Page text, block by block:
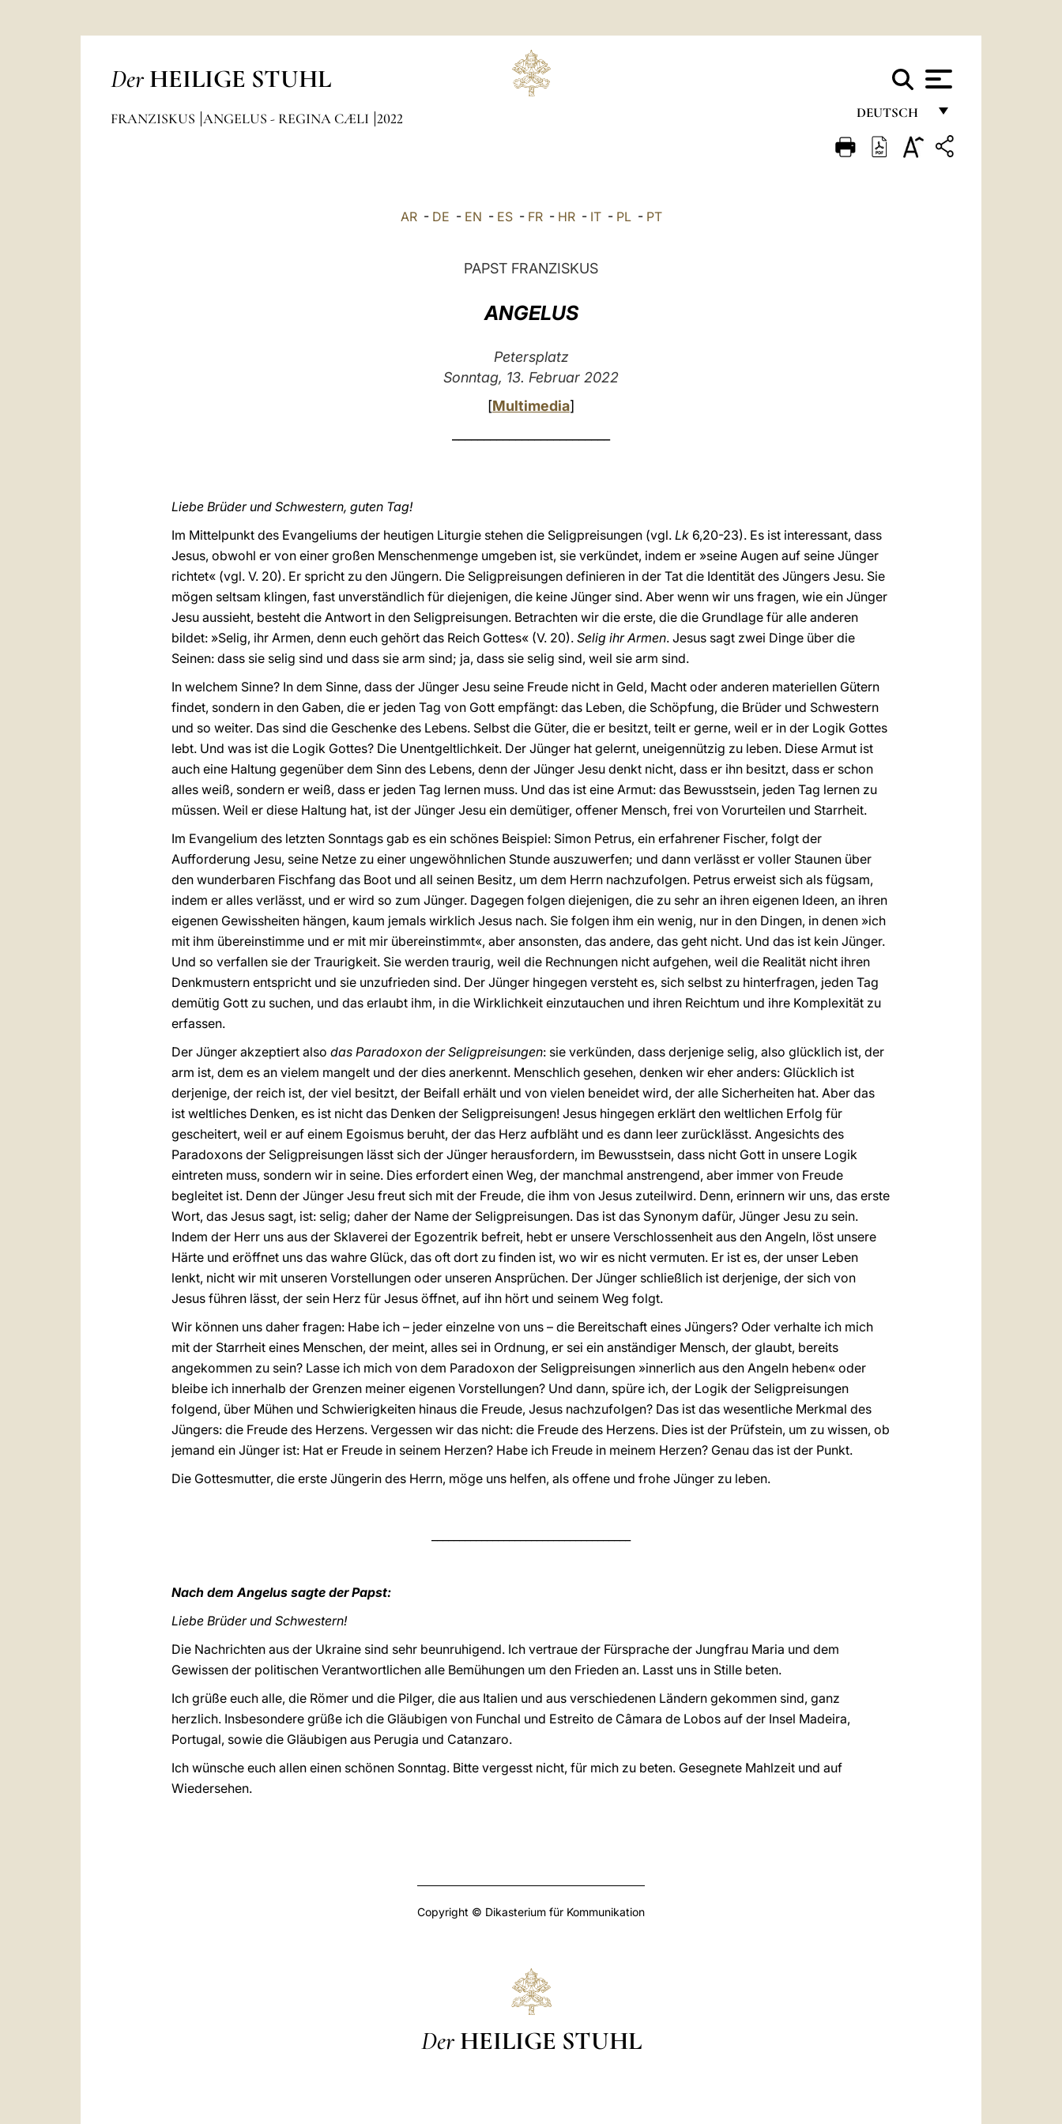
Der HEILIGE STUHL
DEUTSCH
FRANÇAIS
FRANZISKUS ANGELUS - REGINA CÆLI 2022
AR- DE - EN - ES- FR- HR- IT- PL- PT
PAPST FRANZISKUS
ANGELUS
Petersplatz
Sonntag, 13. Februar 2022
[Multimedia]
Liebe Brüder und Schwestern, guten Tag!
Im Mittelpunkt des Evangeliums der heutigen Liturgie stehen die Seligpreisungen (vgl. Lk 6,20-23). Es ist interessant, dass
Jesus, obwohl er von einer großen Menschenmenge umgeben ist, sie verkündet, indem er »seine Augen auf seine Jünger
richtet« (vgl. V. 20). Er spricht zu den Jüngern. Die Seligpreisungen definieren in der Tat die Identität des Jüngers Jesu. Sie
mögen seltsam klingen, fast unverständlich für diejenigen, die keine Jünger sind. Aber wenn wir uns fragen, wie ein Jünger
Jesu aussieht, besteht die Antwort in den Seligpreisungen. Betrachten wir die erste, die die Grundlage für alle anderen
bildet: »Selig, ihr Armen, denn euch gehört das Reich Gottes« (V. 20). Selig ihr Armen. Jesus sagt zwei Dinge über die
Seinen: dass sie selig sind und dass sie arm sind; ja, dass sie selig sind, weil sie arm sind.
In welchem Sinne? In dem Sinne, dass der Jünger Jesu seine Freude nicht in Geld, Macht oder anderen materiellen Gütern
findet, sondern in den Gaben, die er jeden Tag von Gott empfängt: das Leben, die Schöpfung, die Brüder und Schwestern
und so weiter. Das sind die Geschenke des Lebens. Selbst die Güter, die er besitzt, teilt er gerne, weil er in der Logik Gottes
lebt. Und was ist die Logik Gottes? Die Unentgeltlichkeit. Der Jünger hat gelernt, uneigennützig zu leben. Diese Armut ist
auch eine Haltung gegenüber dem Sinn des Lebens, denn der Jünger Jesu denkt nicht, dass er ihn besitzt, dass er schon
alles weiß, sondern er weiß, dass er jeden Tag lernen muss. Und das ist eine Armut: das Bewusstsein, jeden Tag lernen zu
müssen. Weil er diese Haltung hat, ist der Jünger Jesu ein demütiger, offener Mensch, frei von Vorurteilen und Starrheit.
Im Evangelium des letzten Sonntags gab es ein schönes Beispiel: Simon Petrus, ein erfahrener Fischer, folgt der
Aufforderung Jesu, seine Netze zu einer ungewöhnlichen Stunde auszuwerfen; und dann verlässt er voller Staunen über
den wunderbaren Fischfang das Boot und all seinen Besitz, um dem Herrn nachzufolgen. Petrus erweist sich als fügsam,
indem er alles verlässt, und er wird so zum Jünger. Dagegen folgen diejenigen, die zu sehr an ihren eigenen Ideen, an ihren
eigenen Gewissheiten hängen, kaum jemals wirklich Jesus nach. Sie folgen ihm ein wenig, nur in den Dingen, in denen »ich
mit ihm übereinstimme und er mit mir übereinstimmt«, aber ansonsten, das andere, das geht nicht. Und das ist kein Jünger.
Und so verfallen sie der Traurigkeit. Sie werden traurig, weil die Rechnungen nicht aufgehen, weil die Realität nicht ihren
Denkmustern entspricht und sie unzufrieden sind. Der Jünger hingegen versteht es, sich selbst zu hinterfragen, jeden Tag
demütig Gott zu suchen, und das erlaubt ihm, in die Wirklichkeit einzutauchen und ihren Reichtum und ihre Komplexität zu
erfassen.
Der Jünger akzeptiert also das Paradoxon der Seligpreisungen: sie verkünden, dass derjenige selig, also glücklich ist, der
arm ist, dem es an vielem mangelt und der dies anerkennt. Menschlich gesehen, denken wir eher anders: Glücklich ist
derjenige, der reich ist, der viel besitzt, der Beifall erhält und von vielen beneidet wird, der alle Sicherheiten hat. Aber das
ist weltliches Denken, es ist nicht das Denken der Seligpreisungen! Jesus hingegen erklärt den weltlichen Erfolg für
gescheitert, weil er auf einem Egoismus beruht, der das Herz aufbläht und es dann leer zurücklässt. Angesichts des
Paradoxons der Seligpreisungen lässt sich der Jünger herausfordern, im Bewusstsein, dass nicht Gott in unsere Logik
eintreten muss, sondern wir in seine. Dies erfordert einen Weg, der manchmal anstrengend, aber immer von Freude
begleitet ist. Denn der Jünger Jesu freut sich mit der Freude, die ihm von Jesus zuteilwird. Denn, erinnern wir uns, das erste
Wort, das Jesus sagt, ist: selig; daher der Name der Seligpreisungen. Das ist das Synonym dafür, Jünger Jesu zu sein.
Indem der Herr uns aus der Sklaverei der Egozentrik befreit, hebt er unsere Verschlossenheit aus den Angeln, löst unsere
Härte und eröffnet uns das wahre Glück, das oft dort zu finden ist, wo wir es nicht vermuten. Er ist es, der unser Leben
lenkt, nicht wir mit unseren Vorstellungen oder unseren Ansprüchen. Der Jünger schließlich ist derjenige, der sich von
Jesus führen lässt, der sein Herz für Jesus öffnet, auf ihn hört und seinem Weg folgt.
Wir können uns daher fragen: Habe ich – jeder einzelne von uns – die Bereitschaft eines Jüngers? Oder verhalte ich mich
mit der Starrheit eines Menschen, der meint, alles sei in Ordnung, er sei ein anständiger Mensch, der glaubt, bereits
angekommen zu sein? Lasse ich mich von dem Paradoxon der Seligpreisungen »innerlich aus den Angeln heben« oder
bleibe ich innerhalb der Grenzen meiner eigenen Vorstellungen? Und dann, spüre ich, der Logik der Seligpreisungen
folgend, über Mühen und Schwierigkeiten hinaus die Freude, Jesus nachzufolgen? Das ist das wesentliche Merkmal des
Jüngers: die Freude des Herzens. Vergessen wir das nicht: die Freude des Herzens. Dies ist der Prüfstein, um zu wissen, ob
jemand ein Jünger ist: Hat er Freude in seinem Herzen? Habe ich Freude in meinem Herzen? Genau das ist der Punkt.
Die Gottesmutter, die erste Jüngerin des Herrn, möge uns helfen, als offene und frohe Jünger zu leben.
Nach dem Angelus sagte der Papst:
Liebe Brüder und Schwestern!
Die Nachrichten aus der Ukraine sind sehr beunruhigend. Ich vertraue der Fürsprache der Jungfrau Maria und dem
Gewissen der politischen Verantwortlichen alle Bemühungen um den Frieden an. Lasst uns in Stille beten.
Ich grüße euch alle, die Römer und die Pilger, die aus Italien und aus verschiedenen Ländern gekommen sind, ganz
herzlich. Insbesondere grüße ich die Gläubigen von Funchal und Estreito de Câmara de Lobos auf der Insel Madeira,
Portugal, sowie die Gläubigen aus Perugia und Catanzaro.
Ich wünsche euch allen einen schönen Sonntag. Bitte vergesst nicht, für mich zu beten. Gesegnete Mahlzeit und auf
Wiedersehen.
Copyright © Dikasterium für Kommunikation
Der HEILIGE STUHL